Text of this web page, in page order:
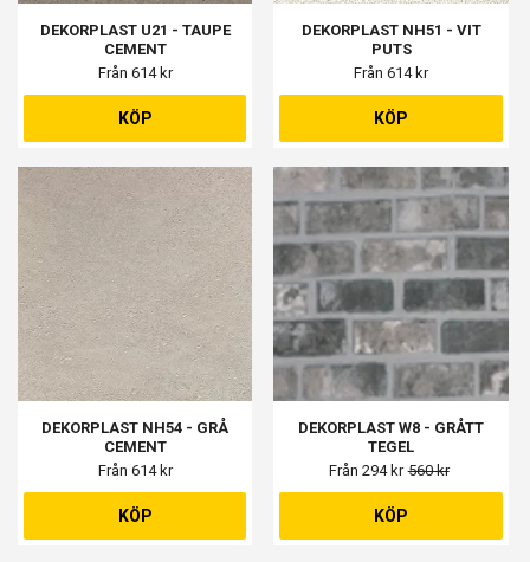
DEKORPLAST U21 - TAUPE
CEMENT
Från 614 kr
KÖP
DEKORPLAST NH51 - VIT
PUTS
Från 614 kr
KÖP
DEKORPLAST NH54 - GRÅ
CEMENT
Från 614 kr
KÖP
DEKORPLAST W8 - GRÅTT
TEGEL
Från 294 kr 560 kr
KÖP